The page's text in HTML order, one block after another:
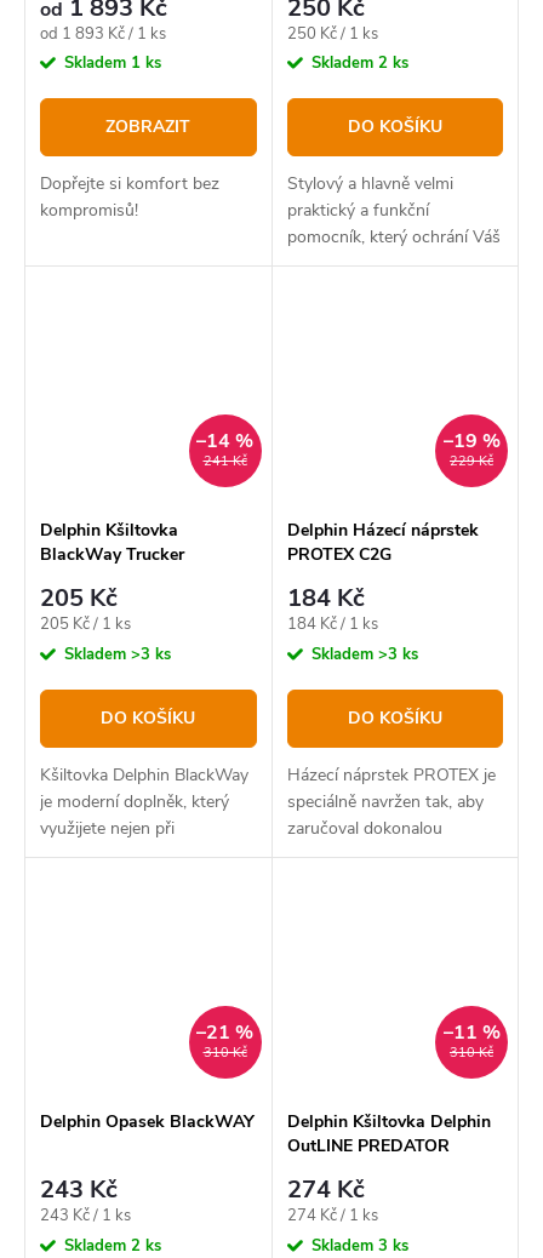
od 1 893 Kč
Měrná
cena:
od 1 893 Kč / 1 ks
Skladem 1 ks
ZOBRAZIT
Dopřejte si komfort bez
kompromisů!
250 Kč
Měrná
cena:
250 Kč / 1 ks
Skladem 2 ks
DO KOŠÍKU
Stylový a hlavně velmi
praktický a funkční
pomocník, který ochrání Váš
prst před pořezáním během
241 Kč
–14 %
Delphin Kšiltovka
BlackWay Trucker
205 Kč
Měrná
cena:
205 Kč / 1 ks
Skladem >3 ks
DO KOŠÍKU
Kšiltovka Delphin BlackWay
je moderní doplněk, který
využijete nejen při
vycházkách k vodě. Jedná se
229 Kč
–19 %
Delphin Házecí náprstek
PROTEX C2G
184 Kč
Měrná
cena:
184 Kč / 1 ks
Skladem >3 ks
DO KOŠÍKU
Házecí náprstek PROTEX je
speciálně navržen tak, aby
zaručoval dokonalou
ochranu před pořezáním
310 Kč
–21 %
Delphin Opasek BlackWAY
243 Kč
Měrná
cena:
243 Kč / 1 ks
Skladem 2 ks
310 Kč
–11 %
Delphin Kšiltovka Delphin
OutLINE PREDATOR
274 Kč
Měrná
cena:
274 Kč / 1 ks
Skladem 3 ks